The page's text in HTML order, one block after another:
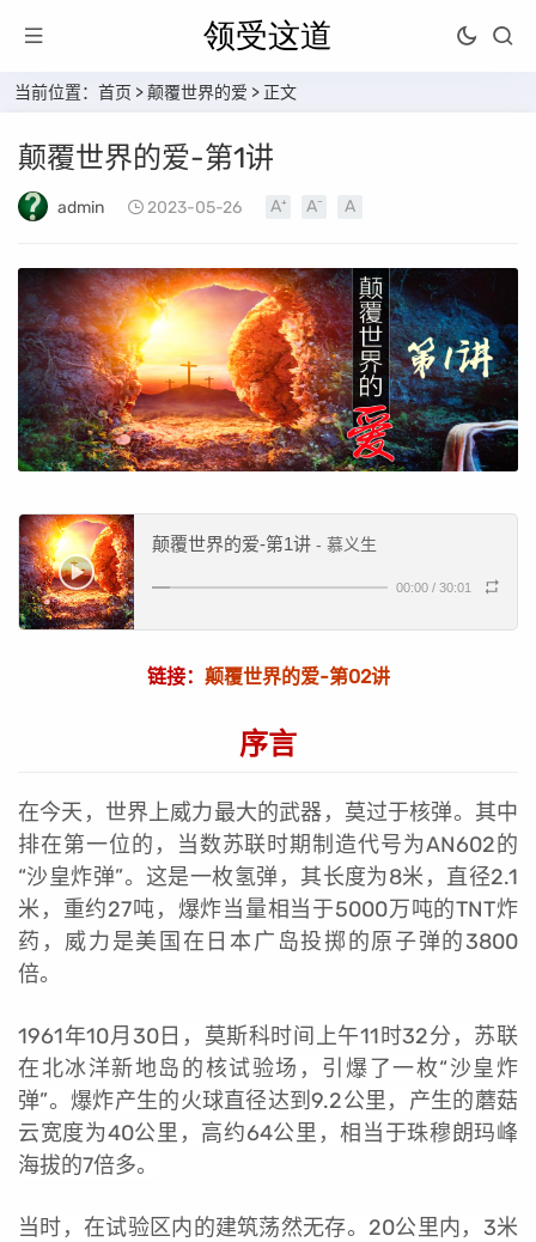
当前位置： 首页 >颠覆世界的爱 > 正文
颠覆世界的爱-第1讲
admin 2023-05-26
颠覆世界的爱-第1讲 - 慕义生
00:00 / 30:01
链接： 颠覆世界的爱-第02讲
序言
在今天，世界上威力最大的武器，莫过于核弹。其中
排在第一位的，当数苏联时期制造代号为AN602的
“沙皇炸弹”。这是一枚氢弹，其长度为8米，直径2.1
米，重约27吨，爆炸当量相当于5000万吨的TNT炸
药，威力是美国在日本广岛投掷的原子弹的3800
倍。
1961年10月30日，莫斯科时间上午11时32分，苏联
在北冰洋新地岛的核试验场，引爆了一枚“沙皇炸
弹”。爆炸产生的火球直径达到9.2公里，产生的蘑菇
云宽度为40公里，高约64公里，相当于珠穆朗玛峰
海拔的7倍多。
当时，在试验区内的建筑荡然无存。20公里内，3米